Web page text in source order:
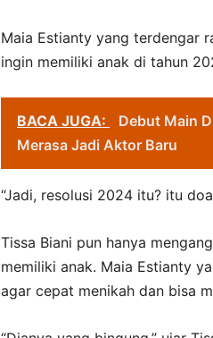
Maia Estianty yang terdengar
ingin memiliki anak di tahun
BACA JUGA:
Debut Main
Merasa Jadi Aktor Baru
“Jadi, resolusi 2024 itu? itu
Tissa Biani pun hanya
memiliki anak. Maia Estianty
agar cepat menikah dan bisa